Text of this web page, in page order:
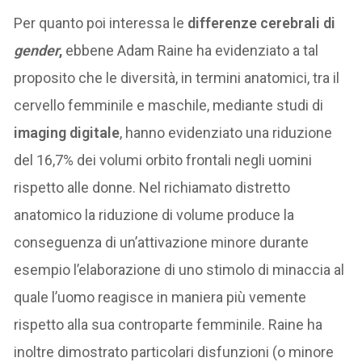
Per quanto poi interessa le differenze cerebrali di
gender, ebbene Adam Raine ha evidenziato a tal
proposito che le diversità, in termini anatomici, tra il
cervello femminile e maschile, mediante studi di
imaging digitale, hanno evidenziato una riduzione
del 16,7% dei volumi orbito frontali negli uomini
rispetto alle donne. Nel richiamato distretto
anatomico la riduzione di volume produce la
conseguenza di un’attivazione minore durante
esempio l’elaborazione di uno stimolo di minaccia al
quale l’uomo reagisce in maniera più vemente
rispetto alla sua controparte femminile. Raine ha
inoltre dimostrato particolari disfunzioni (o minore